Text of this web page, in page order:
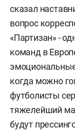
сказал
вопрос
«Партизан» -
команд в
когда можно
футболисты
тяжелейший
будут